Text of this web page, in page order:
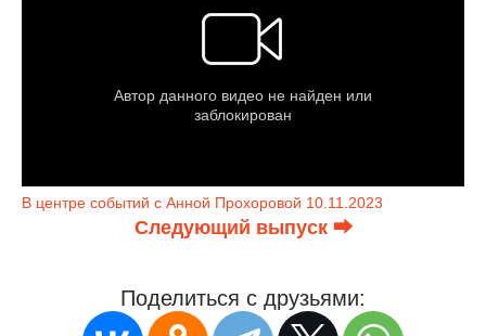
В центре событий с Анной Прохоровой 10.11.2023
Следующий выпуск ⮕
Поделиться с друзьями: